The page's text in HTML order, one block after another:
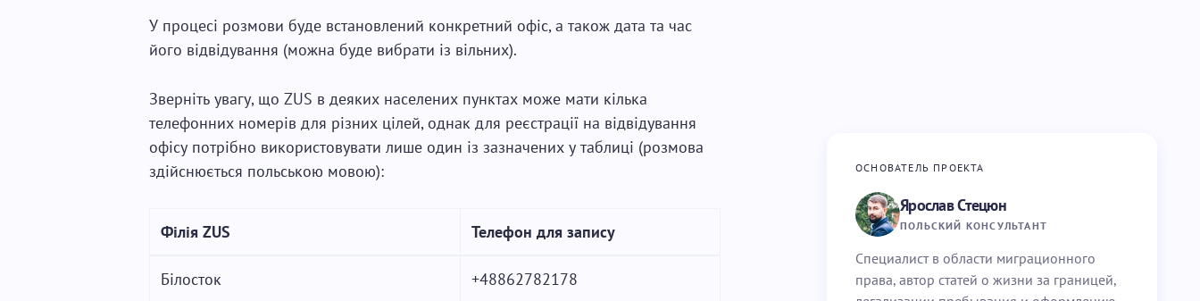
У процесі розмови буде встановлений конкретний офіс, а також дата та час
його відвідування (можна буде вибрати із вільних).
Зверніть увагу, що ZUS в деяких населених пунктах може мати кілька
телефонних номерів для різних цілей, однак для реєстрації на відвідування
офісу потрібно використовувати лише один із зазначених у таблиці (розмова
здійснюється польською мовою):
Філія ZUS Телефон для запису
Білосток +48862782178
ОСНОВАТЕЛЬ ПРОЕКТА
Ярослав Стецюн
ПОЛЬСКИЙ КОНСУЛЬТАНТ
Специалист в области миграционного
права, автор статей о жизни за границей,